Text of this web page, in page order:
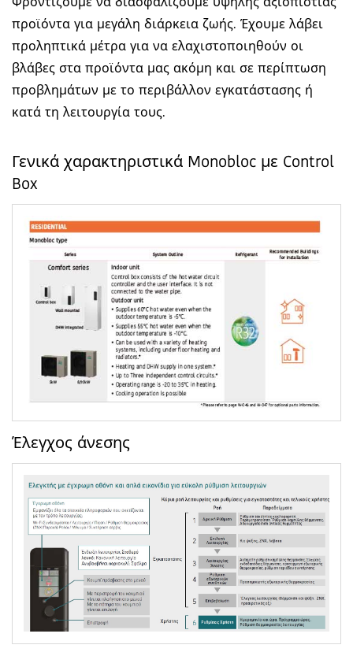
Φροντίζουμε να διασφαλίζουμε υψηλής αξιοπιστίας
προϊόντα για μεγάλη διάρκεια ζωής. Έχουμε λάβει
προληπτικά μέτρα για να ελαχιστοποιηθούν οι
βλάβες στα προϊόντα μας ακόμη και σε περίπτωση
προβλημάτων με το περιβάλλον εγκατάστασης ή
κατά τη λειτουργία τους.
Γενικά χαρακτηριστικά Monobloc με Control
Box
Έλεγχος άνεσης